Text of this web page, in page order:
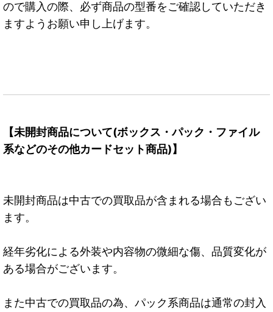
ので購入の際、必ず商品の型番をご確認していただき
ますようお願い申し上げます。
【未開封商品について(ボックス・パック・ファイル
系などのその他カードセット商品)】
未開封商品は中古での買取品が含まれる場合もござい
ます。
経年劣化による外装や内容物の微細な傷、品質変化が
ある場合がございます。
また中古での買取品の為、パック系商品は通常の封入